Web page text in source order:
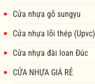
Cửa nhựa gỗ sungyu
Cửa nhựa lõi thép (Upvc)
Cửa nhựa đài loan Đúc
CỬA NHỰA GIÁ RẺ